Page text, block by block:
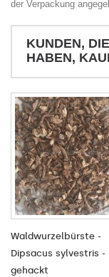
der Verpackung
KUNDEN,
HABEN,
Waldwurzelbürste -
Dipsacus sylvestris -
gehackt